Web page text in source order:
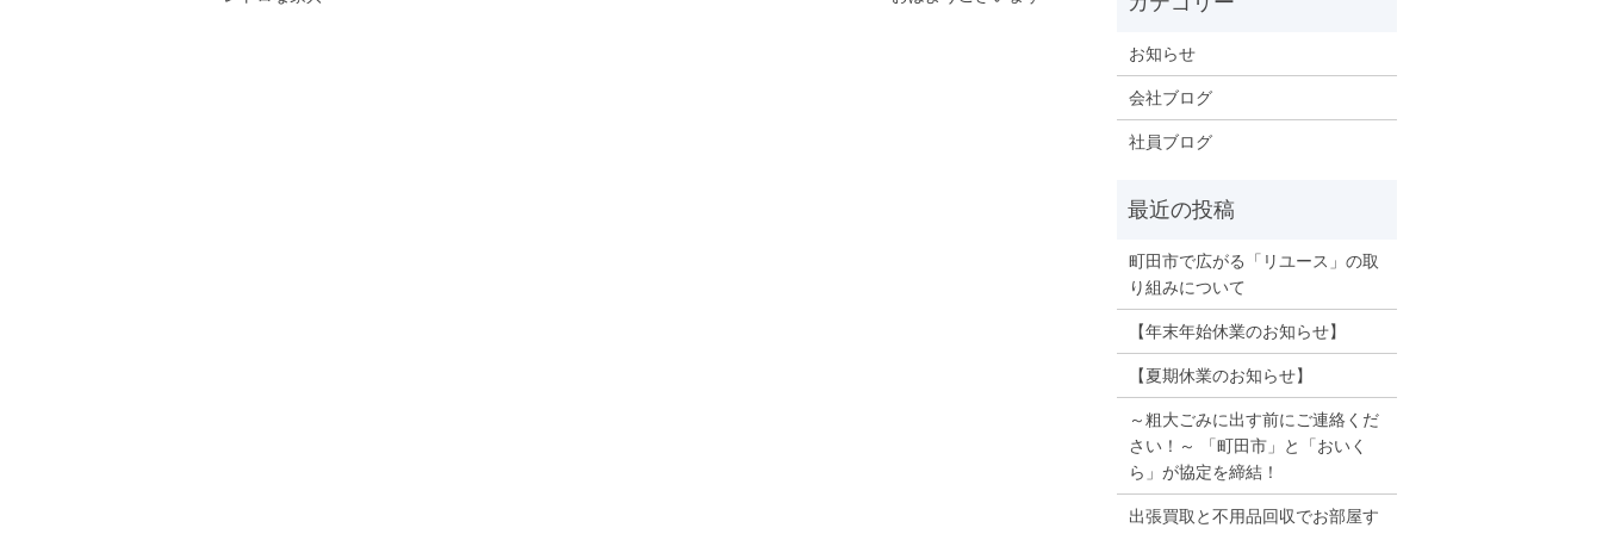
お知らせ
会社ブログ
社員ブログ
町田市で広がる「リユース」の取
り組みについて
【年末年始休業のお知らせ】
【夏期休業のお知らせ】
～粗大ごみに出す前にご連絡くだ
さい！～ 「町田市」と「おいく
ら」が協定を締結！
出張買取と不用品回収でお部屋す